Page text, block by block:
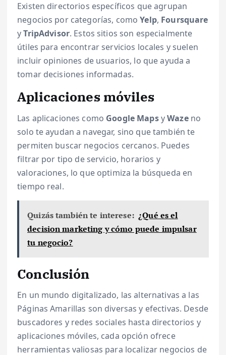
Existen directorios específicos que agrupan
negocios por categorías, comoYelp, Foursquare
yTripAdvisor. Estos sitios son especialmente
útiles para encontrar servicios locales y suelen
incluir opiniones de usuarios, lo que ayuda a
tomar decisiones informadas.
Aplicaciones móviles
Las aplicaciones como Google MapsyWazeno
solo te ayudan a navegar, sino que también te
permiten buscar negocios cercanos. Puedes
filtrar por tipo de servicio, horarios y
valoraciones, lo que optimiza la búsqueda en
tiempo real.
Quizás también te interese: ¿Qué es el
decision marketing y cómo puede impulsar
tu negocio?
Conclusión
En un mundo digitalizado, las alternativas a las
Páginas Amarillas son diversas y efectivas. Desde
buscadores y redes sociales hasta directorios y
aplicaciones móviles, cada opción ofrece
herramientas valiosas para localizar negocios de